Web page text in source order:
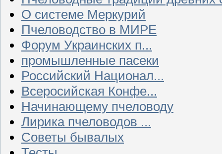
О системе Меркурий
Пчеловодство в МИРЕ
Форум Украинских п...
промышленные пасеки
Российский Национал...
Всеросийская Конфе...
Начинающему пчеловоду
Лирика пчеловодов ...
Советы бывалых